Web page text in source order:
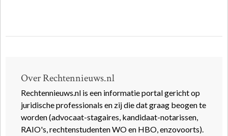
Over Rechtennieuws.nl
Rechtennieuws.nl is een informatie portal gericht op
juridische professionals en zij die dat graag beogen te
worden (advocaat-stagaires, kandidaat-notarissen,
RAIO's, rechtenstudenten WO en HBO, enzovoorts).